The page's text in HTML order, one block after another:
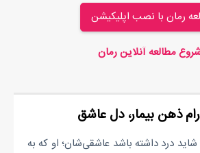
رمان با نصب اپلیکیشن
مطالعه آنلاین رمان
ذهن بیمار، دل عاشق
شاید درد داشته باشد عاشقی‌شان؛ او که به